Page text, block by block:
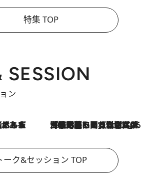
特集 TOP
SESSION
ン
2026.8.3
「住宅建てられない…」「サーチャージ料の高値が続いている」ホルムズ海峡封鎖による影響はいつまで続く？《エネルギー専門家に聞く“どうなる日本の暮らし”》
ーク&セッション TOP